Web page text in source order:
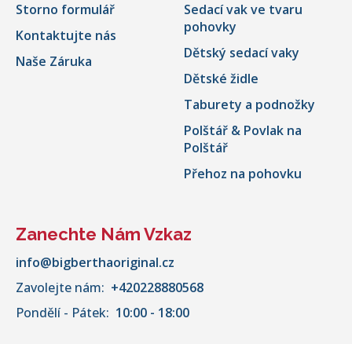
Storno formulář
Kontaktujte nás
Naše Záruka
Sedací vak ve tvaru
pohovky
Dětský sedací vaky
Dětské židle
Taburety a podnožky
Polštář & Povlak na
Polštář
Přehoz na pohovku
Zanechte Nám Vzkaz
info@bigberthaoriginal.cz
Zavolejte nám: +420228880568
Pondělí - Pátek: 10:00 - 18:00